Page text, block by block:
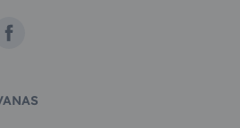
Facebook